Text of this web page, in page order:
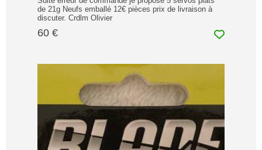
de 21g Neufs emballé 12€ pièces prix de livraison à
discuter. Crdlm Olivier
60 €